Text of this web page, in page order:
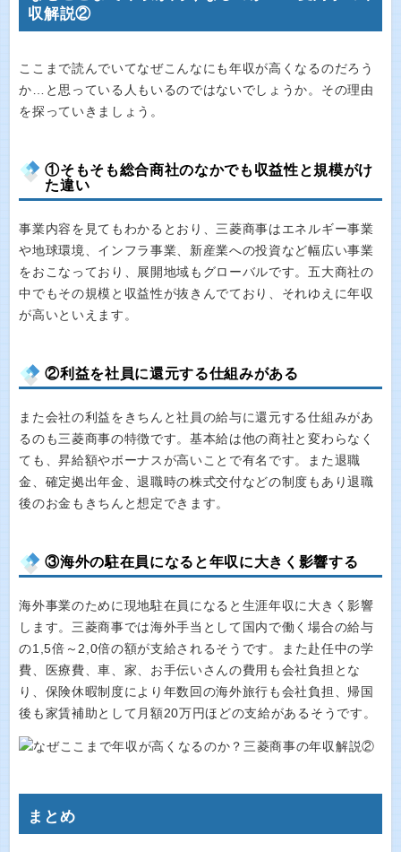
収解説②
ここまで読んでいてなぜこんなにも年収が高くなるのだろう
か…と思っている人もいるのではないでしょうか。その理由
を探っていきましょう。
①そもそも総合商社のなかでも収益性と規模がけ
た違い
事業内容を見てもわかるとおり、三菱商事はエネルギー事業
や地球環境、インフラ事業、新産業への投資など幅広い事業
をおこなっており、展開地域もグローバルです。五大商社の
中でもその規模と収益性が抜きんでており、それゆえに年収
が高いといえます。
②利益を社員に還元する仕組みがある
また会社の利益をきちんと社員の給与に還元する仕組みがあ
るのも三菱商事の特徴です。基本給は他の商社と変わらなく
ても、昇給額やボーナスが高いことで有名です。また退職
金、確定拠出年金、退職時の株式交付などの制度もあり退職
後のお金もきちんと想定できます。
③海外の駐在員になると年収に大きく影響する
海外事業のために現地駐在員になると生涯年収に大きく影響
します。三菱商事では海外手当として国内で働く場合の給与
の1,5倍～2,0倍の額が支給されるそうです。また赴任中の学
費、医療費、車、家、お手伝いさんの費用も会社負担とな
り、保険休暇制度により年数回の海外旅行も会社負担、帰国
後も家賃補助として月額20万円ほどの支給があるそうです。
まとめ